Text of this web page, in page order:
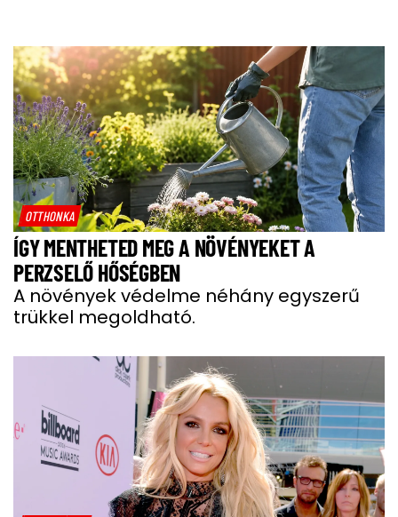
OTTHONKA
ÍGY MENTHETED MEG A NÖVÉNYEKET A
PERZSELŐ HŐSÉGBEN
A növények védelme néhány egyszerű
trükkel megoldható.